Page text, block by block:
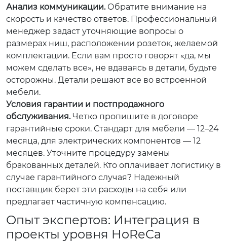
Анализ коммуникации.Обратите внимание на
скорость и качество ответов. Профессиональный
менеджер задаст уточняющие вопросы о
размерах ниш, расположении розеток, желаемой
комплектации. Если вам просто говорят «да, мы
можем сделать все», не вдаваясь в детали, будьте
осторожны. Детали решают все во встроенной
мебели.
Условия гарантии и постпродажного
обслуживания.Четко пропишите в договоре
гарантийные сроки. Стандарт для мебели — 12–24
месяца, для электрических компонентов — 12
месяцев. Уточните процедуру замены
бракованных деталей. Кто оплачивает логистику в
случае гарантийного случая? Надежный
поставщик берет эти расходы на себя или
предлагает частичную компенсацию.
Опыт экспертов: Интеграция в
проекты уровня HoReCa